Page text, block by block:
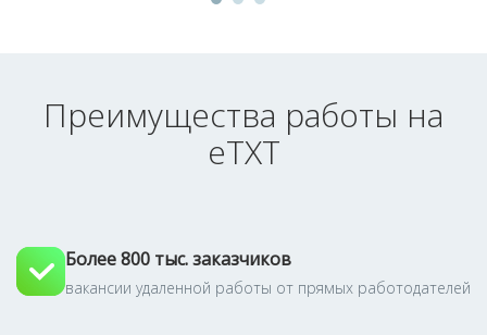
Преимущества работы на
eTXT
Более 800 тыс. заказчиков
вакансии удаленной работы от прямых работодателей